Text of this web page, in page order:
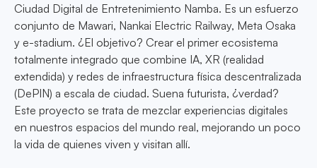
Ciudad Digital de Entretenimiento Namba. Es un esfuerzo
conjunto de Mawari, Nankai Electric Railway, Meta Osaka
y e-stadium. ¿El objetivo? Crear el primer ecosistema
totalmente integrado que combine IA, XR (realidad
extendida) y redes de infraestructura física descentralizada
(DePIN) a escala de ciudad. Suena futurista, ¿verdad?
Este proyecto se trata de mezclar experiencias digitales
en nuestros espacios del mundo real, mejorando un poco
la vida de quienes viven y visitan allí.